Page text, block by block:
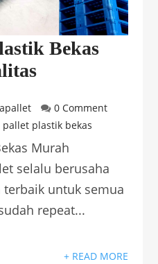
Bekas
0 Comment
pallet plastik bekas
Murah
selalu berusaha
untuk semua
repeat...
+ READ MORE